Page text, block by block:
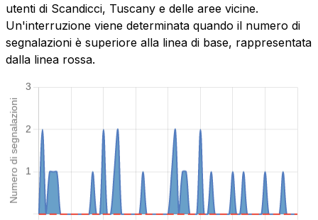
utenti di Scandicci, Tuscany e delle aree vicine.
Un'interruzione viene determinata quando il numero di
segnalazioni è superiore alla linea di base, rappresentata
dalla linea rossa.